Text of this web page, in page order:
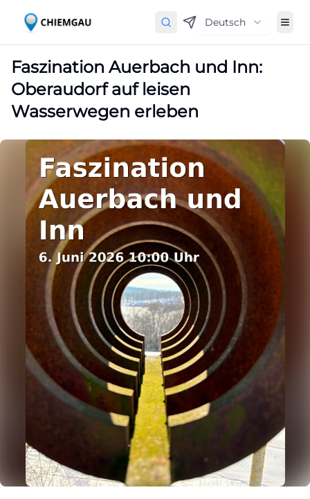
Deutsch
Faszination Auerbach und Inn:
Oberaudorf auf leisen
Wasserwegen erleben